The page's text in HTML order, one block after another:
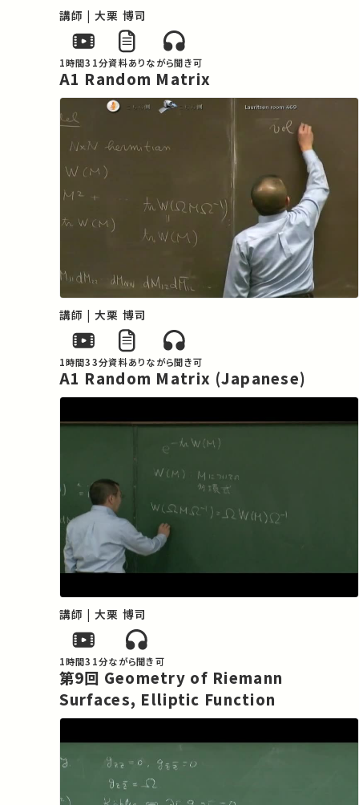
講師 | 大栗 博司
1時間31分資料ありながら聞き可
A1 Random Matrix
講師 | 大栗 博司
1時間33分資料ありながら聞き可
A1 Random Matrix (Japanese)
講師 | 大栗 博司
1時間31分ながら聞き可
第9回 Geometry of Riemann
Surfaces, Elliptic Function